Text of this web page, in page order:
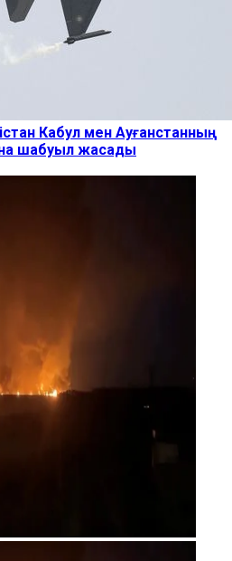
Кабул мен Ауғанстанның
шабуыл жасады